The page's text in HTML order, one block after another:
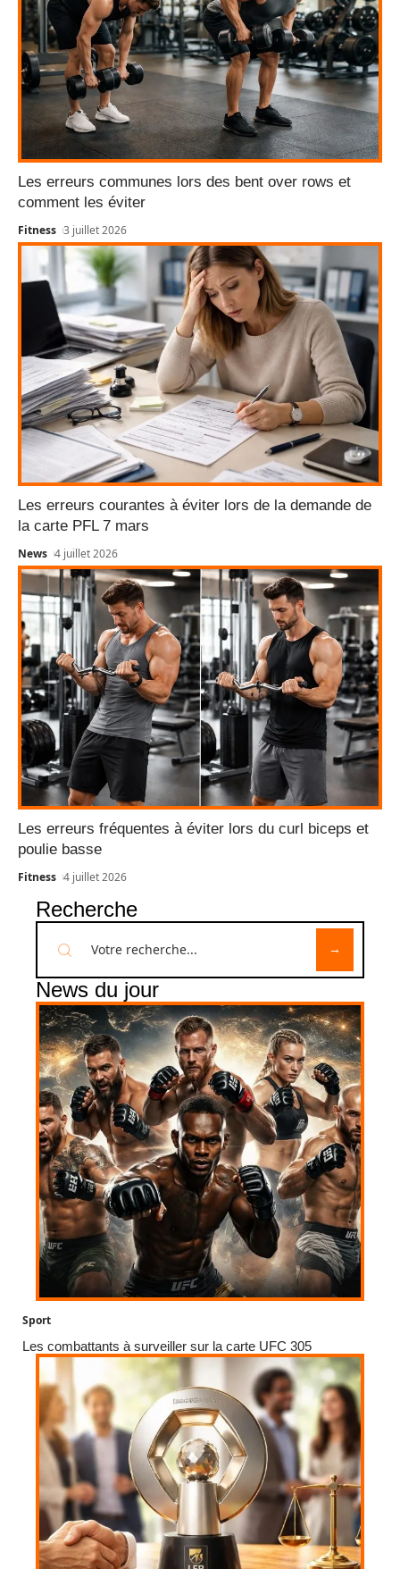
Les erreurs communes lors des bent over rows et
comment les éviter
Fitness 3 juillet 2026
Les erreurs courantes à éviter lors de la demande de
la carte PFL 7 mars
News 4 juillet 2026
Les erreurs fréquentes à éviter lors du curl biceps et
poulie basse
Fitness 4 juillet 2026
Recherche
News du jour
Sport
Les combattants à surveiller sur la carte UFC 305